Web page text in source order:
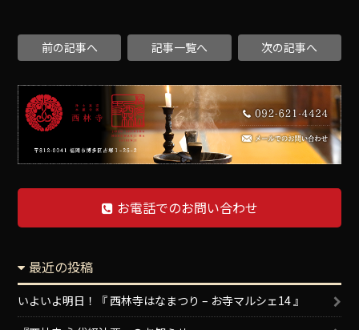
前の記事へ 記事一覧へ 次の記事へ
お電話でのお問い合わせ
最近の投稿
いよいよ明日！『 西林寺はなまつり – お寺マルシェ14 』